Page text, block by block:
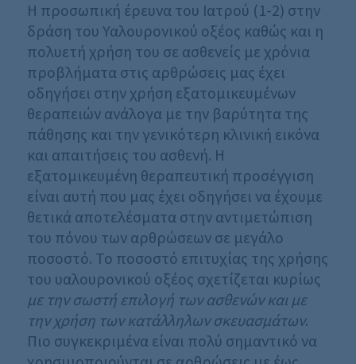
Η προσωπική έρευνα του Ιατρού (1-2) στην
δράση του Υαλουρονικού οξέος καθώς και η
πολυετή χρήση του σε ασθενείς με χρόνια
προβλήματα στις αρθρώσεις μας έχει
οδηγήσει στην χρήση εξατομικευμένων
θεραπειών ανάλογα με την βαρύτητα της
πάθησης και την γενικότερη κλινική εικόνα
και απαιτήσεις του ασθενή. Η
εξατομικευμένη θεραπευτική προσέγγιση
είναι αυτή που μας έχει οδηγήσει να έχουμε
θετικά αποτελέσματα στην αντιμετώπιση
του πόνου των αρθρώσεων σε μεγάλο
ποσοστό. Το ποσοστό επιτυχίας της χρήσης
του υαλουρονικού οξέος σχετίζεται κυρίως
με την σωστή επιλογή των ασθενών και με
την χρήση των κατάλληλων σκευασμάτων.
Πιο συγκεκριμένα είναι πολύ σημαντικό να